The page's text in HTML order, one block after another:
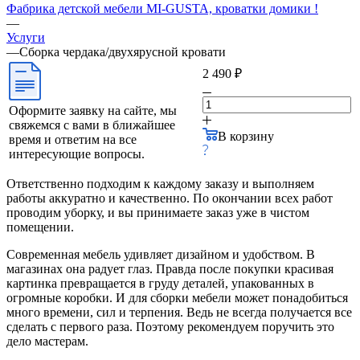
Фабрика детской мебели MI-GUSTA, кроватки домики !
—
Услуги
—Сборка чердака/двухярусной кровати
Оформите заявку на сайте, мы
свяжемся с вами в ближайшее
время и ответим на все
интересующие вопросы.
2 490 ₽
В корзину
Ответственно подходим к каждому заказу и выполняем
работы аккуратно и качественно. По окончании всех работ
проводим уборку, и вы принимаете заказ уже в чистом
помещении.
Современная мебель удивляет дизайном и удобством. В
магазинах она радует глаз. Правда после покупки красивая
картинка превращается в груду деталей, упакованных в
огромные коробки. И для сборки мебели может понадобиться
много времени, сил и терпения. Ведь не всегда получается все
сделать с первого раза. Поэтому рекомендуем поручить это
дело мастерам.